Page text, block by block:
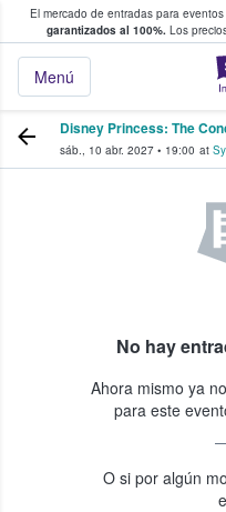
El mercado de entradas para
garantizados al 100%. Los
Menú
y venta de
Disney Princess: The
sáb., 10 abr. 2027 • 19:00 at
No hay
Ahora mismo ya
para este
O si por algún